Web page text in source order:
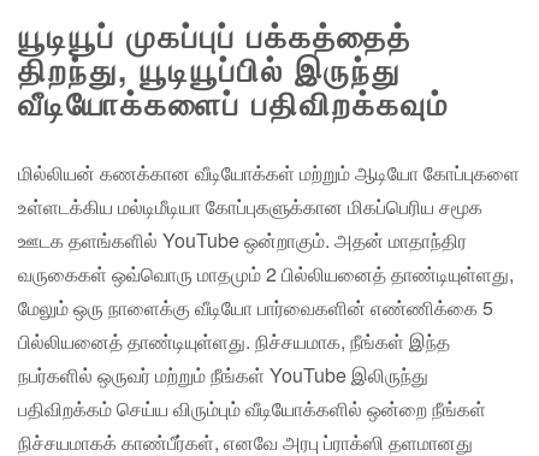
யூடியூப் முகப்புப் பக்கத்தைத்
திறந்து, யூடியூப்பில் இருந்து
வீடியோக்களைப் பதிவிறக்கவும்
மில்லியன் கணக்கான வீடியோக்கள் மற்றும் ஆடியோ கோப்புகளை
உள்ளடக்கிய மல்டிமீடியா கோப்புகளுக்கான மிகப்பெரிய சமூக
ஊடக தளங்களில் YouTube ஒன்றாகும். அதன் மாதாந்திர
வருகைகள் ஒவ்வொரு மாதமும் 2 பில்லியனைத் தாண்டியுள்ளது,
மேலும் ஒரு நாளைக்கு வீடியோ பார்வைகளின் எண்ணிக்கை 5
பில்லியனைத் தாண்டியுள்ளது. நிச்சயமாக, நீங்கள் இந்த
நபர்களில் ஒருவர் மற்றும் நீங்கள் YouTube இலிருந்து
பதிவிறக்கம் செய்ய விரும்பும் வீடியோக்களில் ஒன்றை நீங்கள்
நிச்சயமாகக் காண்பீர்கள், எனவே அரபு ப்ராக்ஸி தளமானது